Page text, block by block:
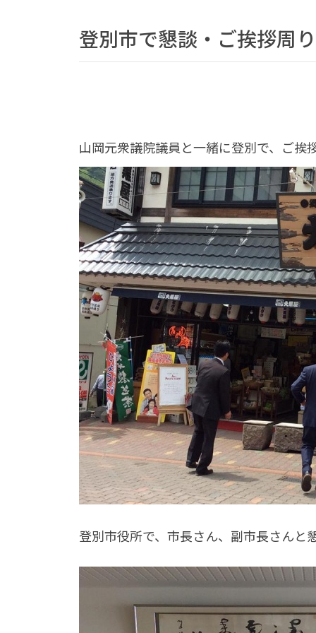
登別市で懇談・ご挨拶周り
山岡元衆議院議員と一緒に登別で、ご挨
登別市役所で、市長さん、副市長さんと